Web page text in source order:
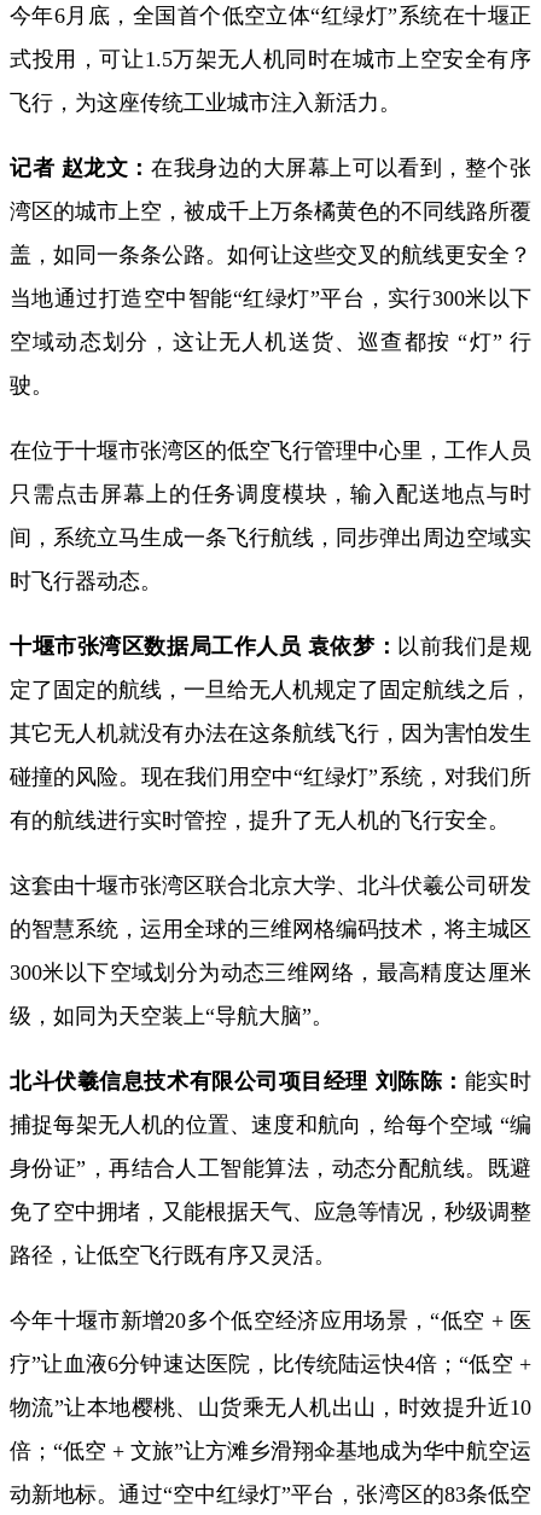
今年6月底，全国首个低空立体“红绿灯”系统在十堰正
式投用，可让1.5万架无人机同时在城市上空安全有序
飞行，为这座传统工业城市注入新活力。
记者 赵龙文： 在我身边的大屏幕上可以看到， 整个张
湾区的城市上空， 被成千上万条橘黄色的不同线路所覆
盖， 如同一条条公路。 如何让这些交叉的航线更安全？
当地通过打造空中智能“红绿灯”平台， 实行300米以下
空域动态划分， 这让无人机送货、巡查都按 “灯” 行
驶。
在位于十堰市张湾区的低空飞行管理中心里，工作人员
只需点击屏幕上的任务调度模块，输入配送地点与时
间，系统立马生成一条飞行航线，同步弹出周边空域实
时飞行器动态。
十堰市张湾区数据局工作人员 袁依梦： 以前我们是规
定了固定的航线， 一旦给无人机规定了固定航线之后，
其它无人机就没有办法在这条航线飞行， 因为害怕发生
碰撞的风险。 现在我们用空中“红绿灯”系统， 对我们所
有的航线进行实时管控， 提升了无人机的飞行安全。
这套由十堰市张湾区联合北京大学、北斗伏羲公司研发
的智慧系统，运用全球的三维网格编码技术，将主城区
300米以下空域划分为动态三维网络，最高精度达厘米
级，如同为天空装上“导航大脑”。
北斗伏羲信息技术有限公司项目经理 刘陈陈： 能实时
捕捉每架无人机的位置、速度和航向， 给每个空域 “编
身份证”，再结合人工智能算法，动态分配航线。
既避
免了空中拥堵， 又能根据天气、应急等情况， 秒级调整
路径， 让低空飞行既有序又灵活。
今年十堰市新增20多个低空经济应用场景，“低空 + 医
疗”让血液6分钟速达医院，比传统陆运快4倍；“低空 +
物流”让本地樱桃、山货乘无人机出山，时效提升近10
倍；“低空 + 文旅”让方滩乡滑翔伞基地成为华中航空运
动新地标。通过“空中红绿灯”平台，张湾区的83条低空